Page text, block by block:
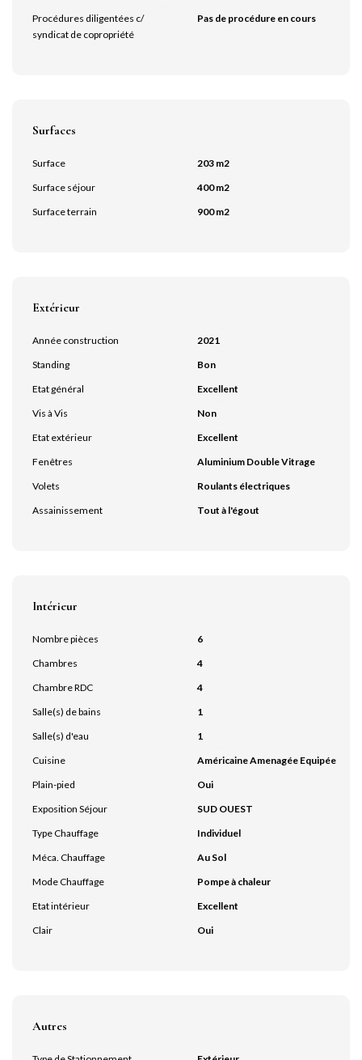
Procédures diligentées c/
syndicat de copropriété
Pas de procédure en cours
Surfaces
Surface
203 m2
Surface séjour
400 m2
Surface terrain
900 m2
Extérieur
Année construction
2021
Standing
Bon
Etat général
Excellent
Vis à Vis
Non
Etat extérieur
Excellent
Fenêtres
Aluminium Double Vitrage
Volets
Roulants électriques
Assainissement
Tout à l'égout
Intérieur
Nombre pièces
6
Chambres
4
Chambre RDC
4
Salle(s) de bains
1
Salle(s) d'eau
1
Cuisine
Américaine Amenagée Equipée
Plain-pied
Oui
Exposition Séjour
SUD OUEST
Type Chauffage
Individuel
Méca. Chauffage
Au Sol
Mode Chauffage
Pompe à chaleur
Etat intérieur
Excellent
Clair
Oui
Autres